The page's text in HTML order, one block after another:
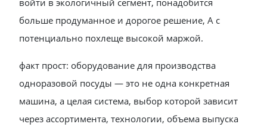
войти в экологичный сегмент, понадобится
больше продуманное и дорогое решение, А с
потенциально похлеще высокой маржой.
факт прост: оборудование для производства
одноразовой посуды — это не одна конкретная
машина, а целая система, выбор которой зависит
через ассортимента, технологии, объема выпуска